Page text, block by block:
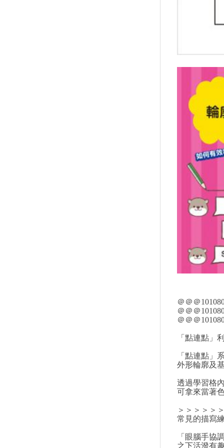
＠＠＠
＠＠＠
＠＠＠
「點連點」
「點連點」
外形輪廓及
透過學習格
可拿來當著
＞＞＞＞＞
常見的描寫
「眼腦手協
之下活潑有